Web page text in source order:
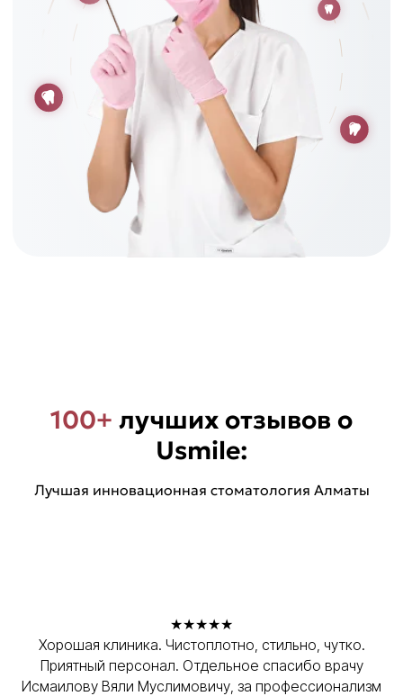
100+ лучших отзывов о
Usmile:
Лучшая инновационная стоматология Алматы
★★★★★
Хорошая клиника. Чистоплотно, стильно, чутко.
Приятный персонал. Отдельное спасибо врачу
Исмаилову Вяли Муслимовичу, за профессионализм